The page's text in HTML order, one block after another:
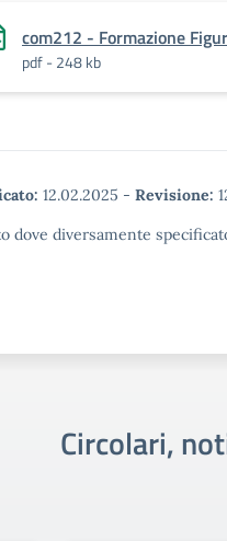
com212 - Formazione
pdf - 248 kb
12.02.2025 - Revisione:
dove diversamente
Circolari,